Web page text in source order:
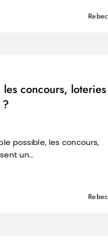
concours, loteries
possible, les concours,
un…